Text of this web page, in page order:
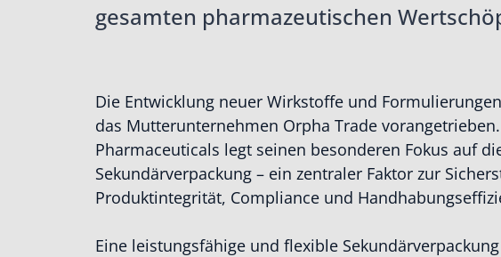
gesamten pharmazeutischen
Die Entwicklung neuer Wirkstoffe und
das Mutterunternehmen Orpha Trade
Pharmaceuticals legt seinen besonderen Fokus auf
Sekundärverpackung – ein zentraler Faktor zur
Produktintegrität, Compliance und
Eine leistungsfähige und flexible